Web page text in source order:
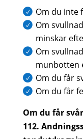
Om du inte
Om
minskar
Om
munbotten
Om du får
Om du får
Om du får
112.